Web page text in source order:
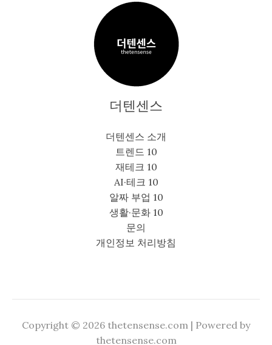
더텐센스
더텐센스 소개
트렌드 10
재테크 10
AI·테크 10
알짜 부업 10
생활·문화 10
문의
개인정보 처리방침
Copyright © 2026 thetensense.com | Powered by
thetensense.com